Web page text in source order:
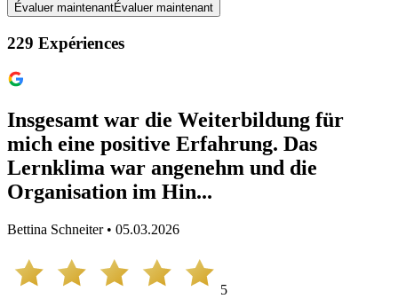
Évaluer maintenantÉvaluer maintenant
229 Expériences
Insgesamt war die Weiterbildung für
mich eine positive Erfahrung. Das
Lernklima war angenehm und die
Organisation im Hin...
Bettina Schneiter • 05.03.2026
5